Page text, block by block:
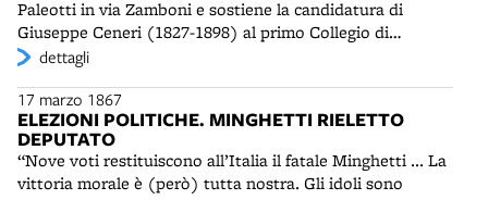
Paleotti in via Zamboni e sostiene la candidatura di
Giuseppe Ceneri (1827-1898) al primo Collegio di
Bologna in opposizione a Marco Minghetti (1818-1886).
Giambi ed epodi con lo pseudonimo Enotrio Romano o la
sigla E.R. Definito dal cronista Bottrigari "schifoso e
anarchico", il giornale si batte a favore delle classi
lavoratrici e critica pesantemente i governi moderati.
Sarà più volte sequestrato - quindici volte nel solo 1867 -
dettagli
17 marzo 1867
ELEZIONI POLITICHE. MINGHETTI RIELETTO
DEPUTATO
“Nove voti restituiscono all’Italia il fatale Minghetti ... La
vittoria morale è (però) tutta nostra. Gli idoli sono